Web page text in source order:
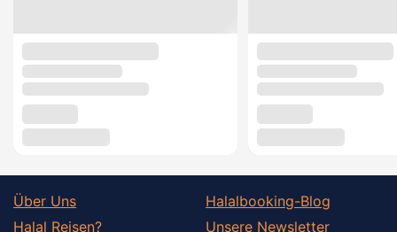
Über Uns
Halal Reisen?
Halalbooking-Blog
Unsere Newsletter